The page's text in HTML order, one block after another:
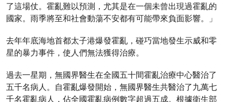
了這場仗。霍亂難以預測，尤其是在一個未曾出現過霍亂的
國家。雨季將至和社會動蕩不安都有可能帶來負面影響。」
去年年底海地首都太子港爆發霍亂，碰巧當地發生示威和零
星的暴力事件，使人們無法獲得治療。
過去一星期，無國界醫生在全國五十間霍亂治療中心醫治了
五千名病人。自霍亂爆發開始，無國界醫生共醫治了九萬七
千名霍亂病人，佔全國霍亂病例數字超過五成。根據衛生部